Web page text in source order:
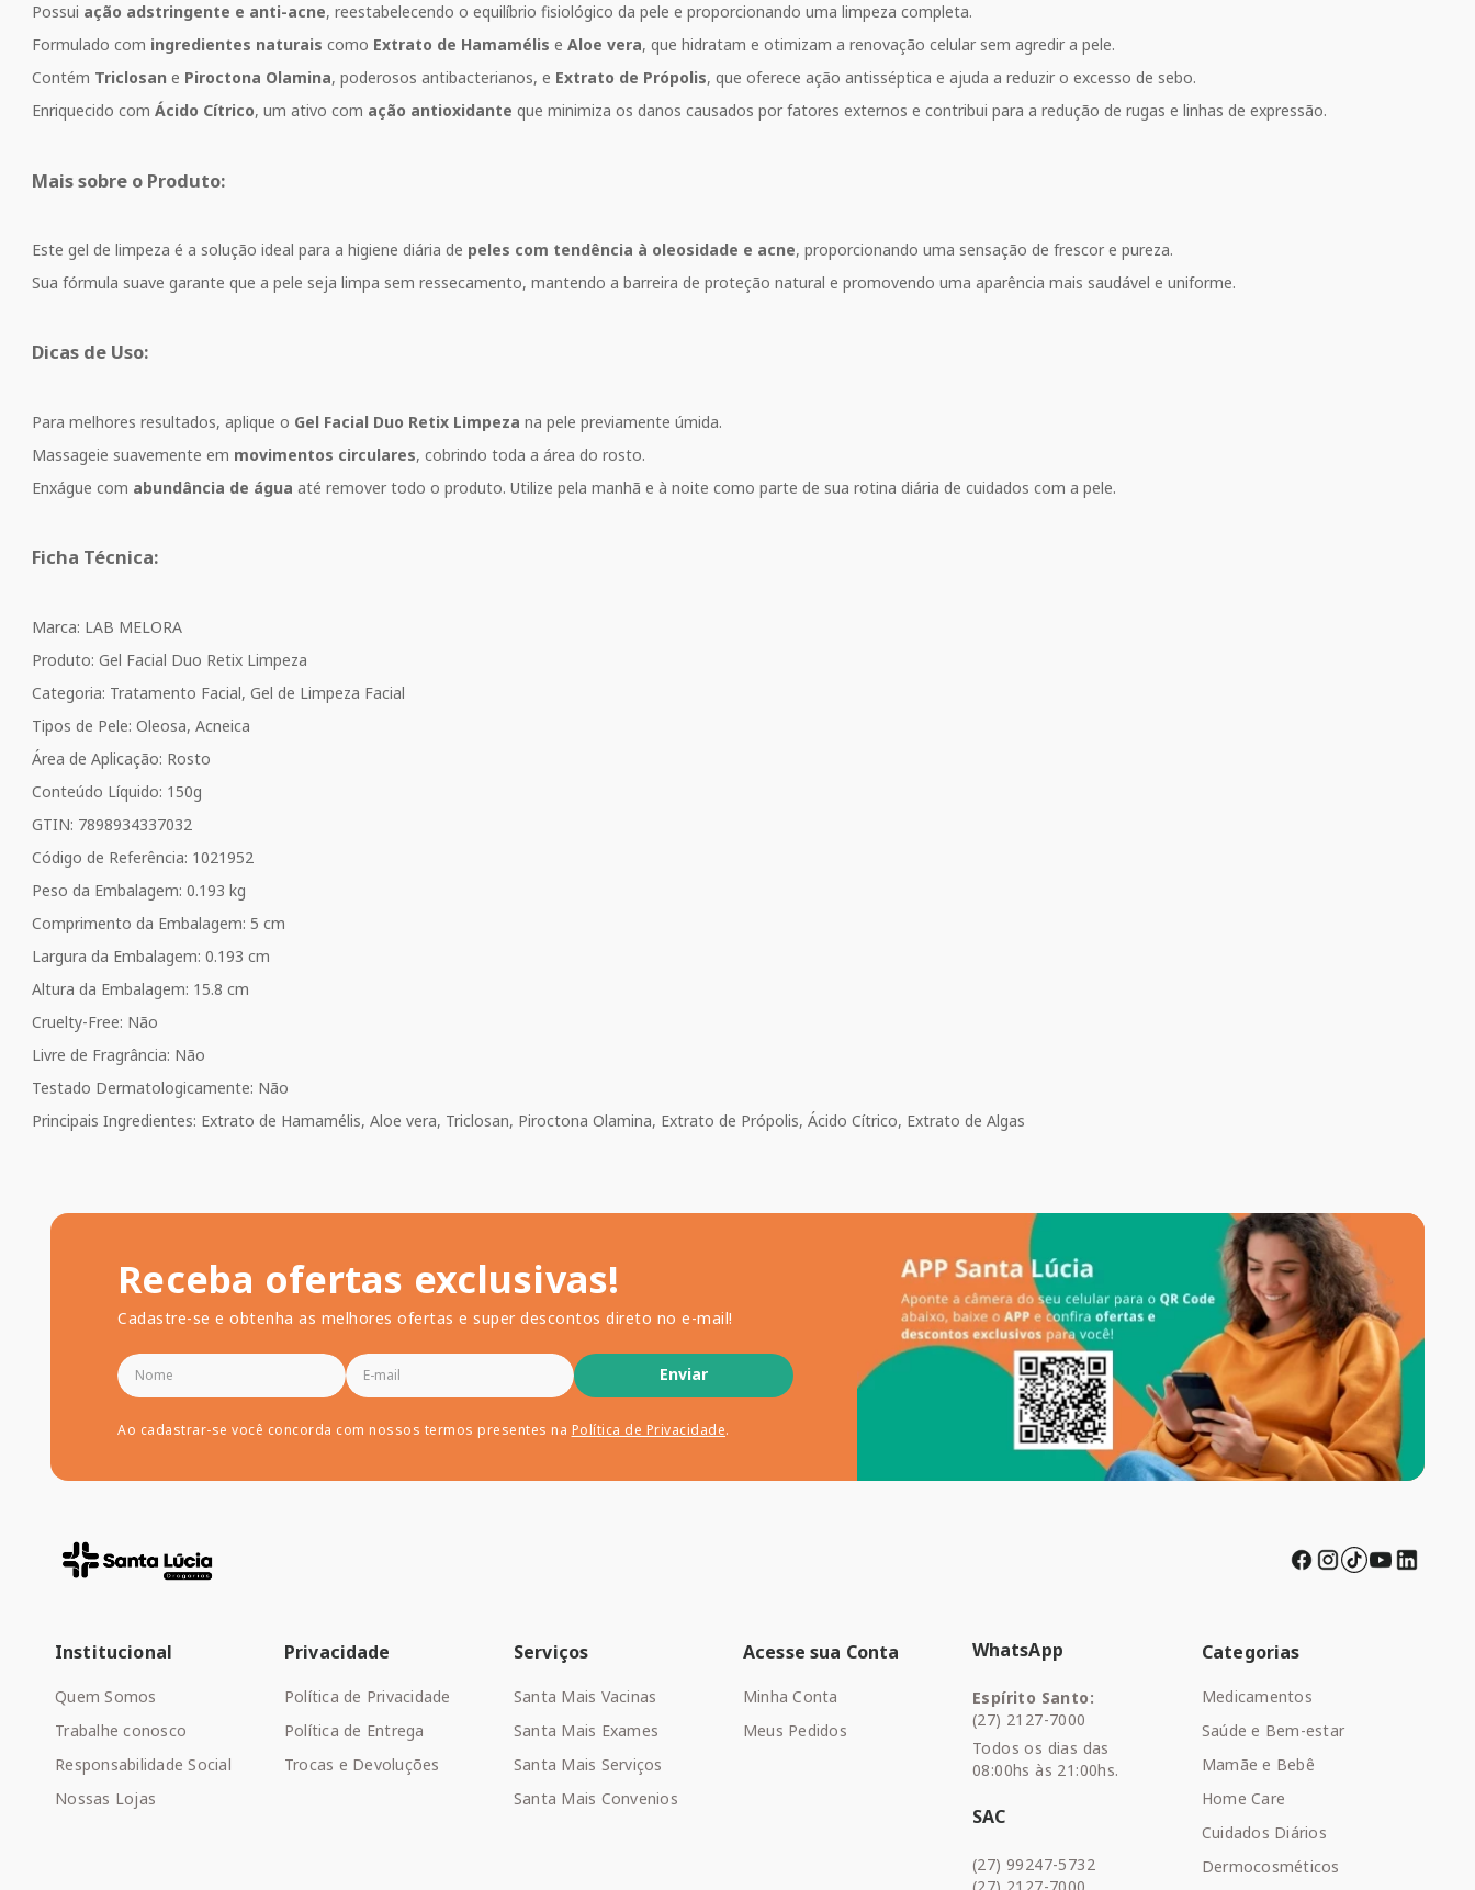
Possui ação adstringente e anti-acne, reestabelecendo o equilíbrio fisiológico da pele e proporcionando uma limpeza completa.
Formulado com ingredientes naturais como Extrato de Hamamélis e Aloe vera, que hidratam e otimizam a renovação celular sem agredir a pele.
Contém Triclosan e Piroctona Olamina, poderosos antibacterianos, e Extrato de Própolis, que oferece ação antisséptica e ajuda a reduzir o excesso de sebo.
Enriquecido com Ácido Cítrico, um ativo com ação antioxidante que minimiza os danos causados por fatores externos e contribui para a redução de rugas e linhas de expressão.
Mais sobre o Produto:
Este gel de limpeza é a solução ideal para a higiene diária de peles com tendência à oleosidade e acne, proporcionando uma sensação de frescor e pureza.
Sua fórmula suave garante que a pele seja limpa sem ressecamento, mantendo a barreira de proteção natural e promovendo uma aparência mais saudável e uniforme.
Dicas de Uso:
Para melhores resultados, aplique o Gel Facial Duo Retix Limpeza na pele previamente úmida.
Massageie suavemente em movimentos circulares, cobrindo toda a área do rosto.
Enxágue com abundância de água até remover todo o produto. Utilize pela manhã e à noite como parte de sua rotina diária de cuidados com a pele.
Ficha Técnica:
Marca: LAB MELORA
Produto: Gel Facial Duo Retix Limpeza
Categoria: Tratamento Facial, Gel de Limpeza Facial
Tipos de Pele: Oleosa, Acneica
Área de Aplicação: Rosto
Conteúdo Líquido: 150g
GTIN: 7898934337032
Código de Referência: 1021952
Peso da Embalagem: 0.193 kg
Comprimento da Embalagem: 5 cm
Largura da Embalagem: 0.193 cm
Altura da Embalagem: 15.8 cm
Cruelty-Free: Não
Livre de Fragrância: Não
Testado Dermatologicamente: Não
Principais Ingredientes: Extrato de Hamamélis, Aloe vera, Triclosan, Piroctona Olamina, Extrato de Própolis, Ácido Cítrico, Extrato de Algas
Receba ofertas exclusivas!
Cadastre-se e obtenha as melhores ofertas e super descontos direto no e-mail!
Enviar
Ao cadastrar-se você concorda com nossos termos presentes na Política de Privacidade.
Institucional
Quem Somos
Trabalhe conosco
Responsabilidade Social
Nossas Lojas
Privacidade
Política de Privacidade
Política de Entrega
Trocas e Devoluções
Serviços
Santa Mais Vacinas
Santa Mais Exames
Santa Mais Serviços
Santa Mais Convenios
Acesse sua Conta
Minha Conta
Meus Pedidos
WhatsApp
Espírito Santo:
(27) 2127-7000
Todos os dias das
08:00hs às 21:00hs.
SAC
(27) 99247-5732
Categorias
Medicamentos
Saúde e Bem-estar
Mamãe e Bebê
Home Care
Cuidados Diários
Dermocosméticos